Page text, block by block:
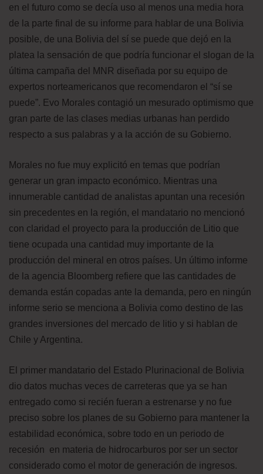
en el futuro como se decía uso al menos una media hora
de la parte final de su informe para hablar de una Bolivia
posible, de una Bolivia del sí se puede que dejó en la
platea la sensación de que podría funcionar el slogan de la
última campaña del MNR diseñada por su equipo de
expertos norteamericanos que recomendaron el “sí se
puede”. Evo Morales contagió un mesurado optimismo que
gran parte de las clases medias urbanas han perdido
respecto a sus palabras y a la acción de su Gobierno.
Morales no fue muy explicitó en temas que podrían
generar un gran impacto económico. Mientras una
innumerable cantidad de analistas apuntan una recesión
sin precedentes en la región, el mandatario no mencionó
con claridad el proyecto para la producción de Litio que
tiene ocupada una cantidad muy importante de la
producción del mineral en otros países. Un último informe
de la agencia Bloomberg refiere que las cantidades de
demanda están copadas ante la demanda, pero en ningún
informe serio se menciona a Bolivia como destino de las
grandes inversiones del mercado de litio y si hablan de
Chile y Argentina.
El primer mandatario del Estado Plurinacional de Bolivia
dio datos muchas veces de carreteras que ya se han
entregado como si recién fueran a estrenarse y no fue
preciso sobre los planes de su Gobierno para mantener la
estabilidad económica, sobre todo en un periodo de
recesión en materia de hidrocarburos por ser un sector
considerado como el motor de generación de ingresos.